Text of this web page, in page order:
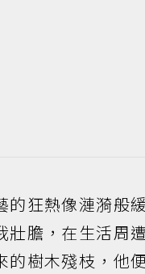
的狂熱像漣漪般
壯膽，在生活周
的樹木殘枝，他